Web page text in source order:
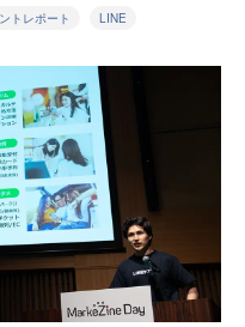
トレポート LINE